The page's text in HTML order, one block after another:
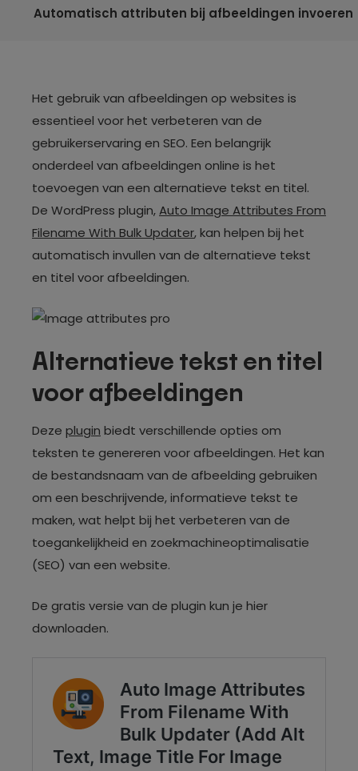
Automatisch attributen bij afbeeldingen invoeren
Het gebruik van afbeeldingen op websites is
essentieel voor het verbeteren van de
gebruikerservaring en SEO. Een belangrijk
onderdeel van afbeeldingen online is het
toevoegen van een alternatieve tekst en titel.
De WordPress plugin,Auto Image Attributes From
Filename With Bulk Updater, kan helpen bij het
automatisch invullen van de alternatieve tekst
en titel voor afbeeldingen.
Alternatieve tekst en titel
voor afbeeldingen
Deze plugin biedt verschillende opties om
teksten te genereren voor afbeeldingen. Het kan
de bestandsnaam van de afbeelding gebruiken
om een beschrijvende, informatieve tekst te
maken, wat helpt bij het verbeteren van de
toegankelijkheid en zoekmachineoptimalisatie
(SEO) van een website.
De gratis versie van de plugin kun je hier
downloaden.